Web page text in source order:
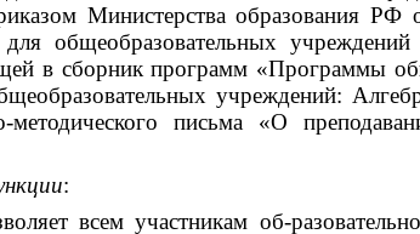
Министерства образования
общеобразовательных
в сборник программ «Программы
учреждений:
методического письма «О
:
всем участникам об-